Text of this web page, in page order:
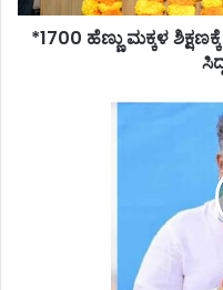
ಸಿದ್ದರಾಮಯ್ಯ*
*1700 ಹೆಣ್ಣು ಮಕ್ಕಳ